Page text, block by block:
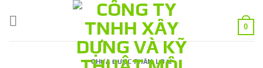
0
CHƯA ĐƯỢC PHÂN LOẠI